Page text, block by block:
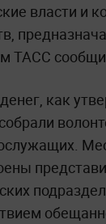
власти и
ТАСС
как